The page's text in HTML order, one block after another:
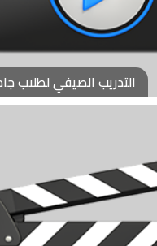
التدريب الصيفي لطلاب جامعه 6